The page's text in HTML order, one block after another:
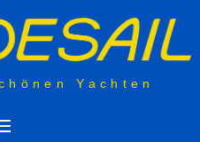
Yachten